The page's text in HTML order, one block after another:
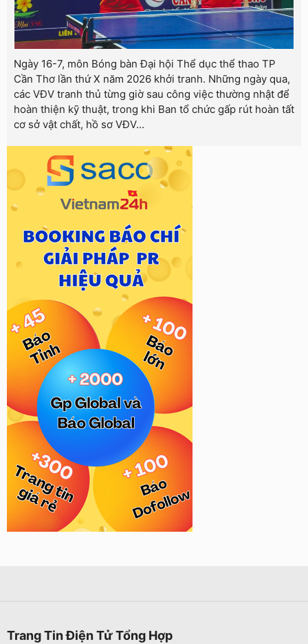
Ngày 16-7, môn Bóng bàn Đại hội Thể dục thể thao TP
Cần Thơ lần thứ X năm 2026 khởi tranh. Những ngày qua,
các VĐV tranh thủ từng giờ sau công việc thường nhật để
hoàn thiện kỹ thuật, trong khi Ban tổ chức gấp rút hoàn tất
cơ sở vật chất, hồ sơ VĐV...
Trang Tin Điện Tử Tổng Hợp